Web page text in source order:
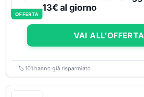
OFFERTA
13€ al giorno
VAI ALL'OFFERTA
🏷️ 101 hanno già risparmiato